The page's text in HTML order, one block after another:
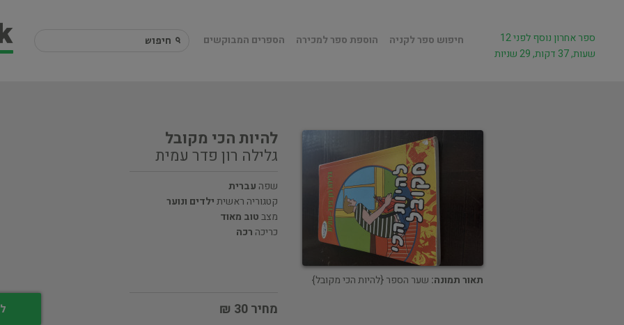
חיפוש ספר לקניה הוספת ספר למכירה הספרים המבוקשים
ספר אחרון נוסף לפני 12
שעות, 37 דקות, 29 שניות
תאור תמונה: שער הספר {להיות הכי מקובל}
להיות הכי מקובל
גלילה רון פדר עמית
שפה עברית
קטגוריה ראשיתילדים ונוער
מצבטוב מאוד
כריכה רכה
מחיר 30 ₪